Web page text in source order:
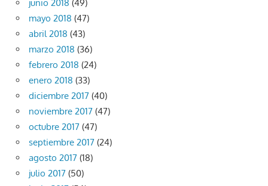
junio 2018 (49)
mayo 2018 (47)
abril 2018 (43)
marzo 2018 (36)
febrero 2018 (24)
enero 2018 (33)
diciembre 2017 (40)
noviembre 2017 (47)
octubre 2017 (47)
septiembre 2017 (24)
agosto 2017 (18)
julio 2017 (50)